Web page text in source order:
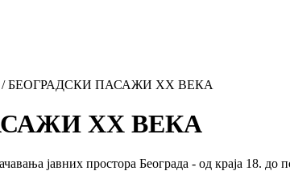
/ БЕОГРАДСКИ ПАСАЖИ XX ВЕКА
XX ВЕКА
јавних простора Београда - од краја 18. до